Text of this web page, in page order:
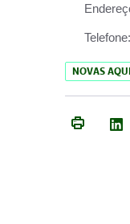
Telefone:
NOVAS